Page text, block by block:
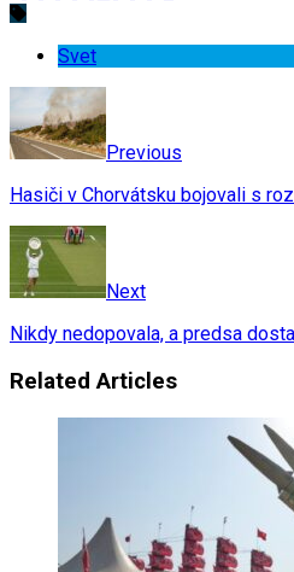
Svet
Previous
Hasiči v Chorvátsku bojovali s
Next
Nikdy nedopovala, a predsa
Related Articles